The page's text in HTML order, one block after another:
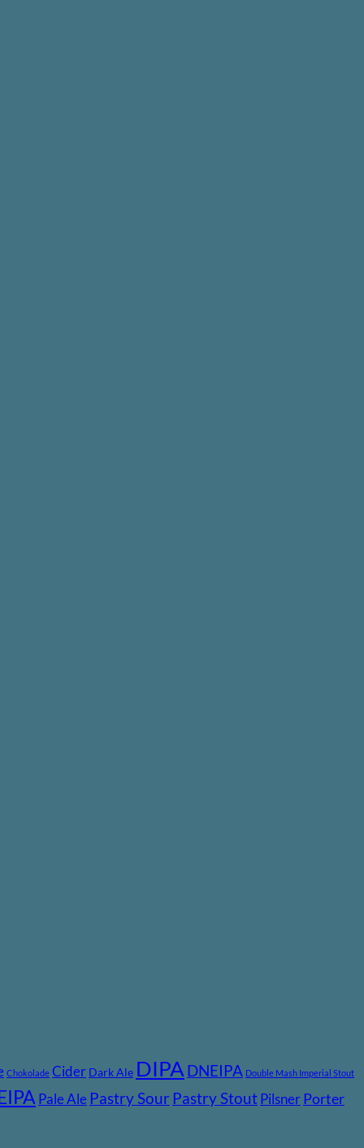
Chokolade Cider Dark Ale DIPA DNEIPA Double Mash Imperial Stout
Pale Ale Pastry Sour Pastry StoutPilsnerPorter